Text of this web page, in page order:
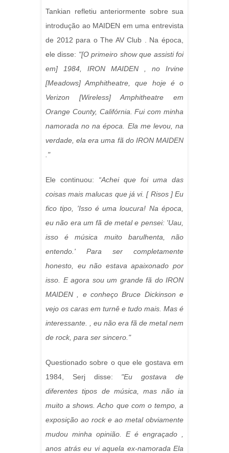
Tankian refletiu anteriormente sobre sua
introdução ao MAIDEN em uma entrevista
de 2012 para o The AV Club . Na época,
ele disse: "[O primeiro show que assisti foi
em] 1984, IRON MAIDEN , no Irvine
[Meadows] Amphitheatre, que hoje é o
Verizon [Wireless] Amphitheatre em
Orange County, Califórnia. Fui com minha
namorada no na época. Ela me levou, na
verdade, ela era uma fã do IRON MAIDEN
."
Ele continuou: “Achei que foi uma das
coisas mais malucas que já vi. [ Risos ] Eu
fico tipo, 'Isso é uma loucura! Na época,
eu não era um fã de metal e pensei: 'Uau,
isso é música muito barulhenta, não
entendo.' Para ser completamente
honesto, eu não estava apaixonado por
isso. E agora sou um grande fã do IRON
MAIDEN , e conheço Bruce Dickinson e
vejo os caras em turnê e tudo mais. Mas é
interessante. , eu não era fã de metal nem
de rock, para ser sincero."
Questionado sobre o que ele gostava em
1984, Serj disse: "Eu gostava de
diferentes tipos de música, mas não ia
muito a shows. Acho que com o tempo, a
exposição ao rock e ao metal obviamente
mudou minha opinião. E é engraçado ,
anos atrás eu vi aquela ex-namorada Ela